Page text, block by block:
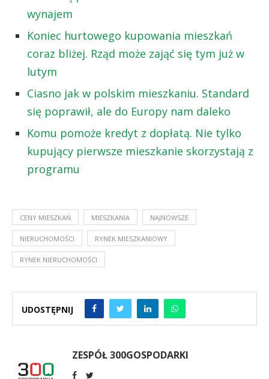
wynajem
Koniec hurtowego kupowania mieszkań
coraz bliżej. Rząd może zająć się tym już w
lutym
Ciasno jak w polskim mieszkaniu. Standard
się poprawił, ale do Europy nam daleko
Komu pomoże kredyt z dopłatą. Nie tylko
kupujący pierwsze mieszkanie skorzystają z
programu
CENY MIESZKAŃ MIESZKANIA NAJNOWSZE
NIERUCHOMOŚCI RYNEK MIESZKANIOWY
RYNEK NIERUCHOMOŚCI
UDOSTĘPNIJ
ZESPÓŁ 300GOSPODARKI